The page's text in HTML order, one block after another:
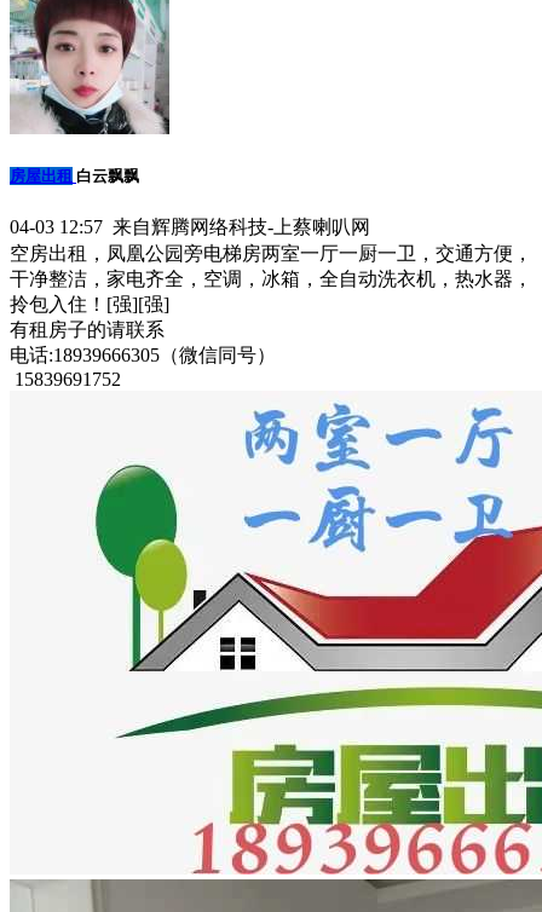
房屋出租 白云飘飘
04-03 12:57 来自辉腾网络科技-上蔡喇叭网
空房出租，凤凰公园旁电梯房两室一厅一厨一卫，交通方便，
干净整洁，家电齐全，空调，冰箱，全自动洗衣机，热水器，
拎包入住！[强][强]
有租房子的请联系
电话:18939666305（微信同号）
​ 15839691752